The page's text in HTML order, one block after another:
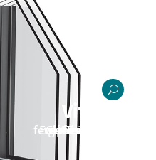
U
Vitrage
Doubles ou triples vitrages pour les fenêtres et baies vitrées modèle ECLAZ qui est la nouvelle génération de verres à isolation thermique renforcée